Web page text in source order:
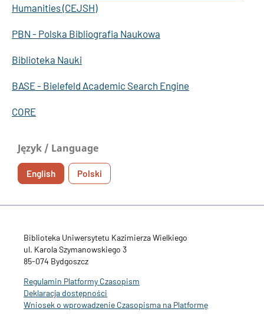
Humanities (CEJSH)
PBN - Polska Bibliografia Naukowa
Biblioteka Nauki
BASE - Bielefeld Academic Search Engine
CORE
Język / Language
English Polski
Biblioteka Uniwersytetu Kazimierza Wielkiego
ul. Karola Szymanowskiego 3
85-074 Bydgoszcz
Regulamin Platformy Czasopism
Deklaracja dostępności
Wniosek o wprowadzenie Czasopisma na Platformę